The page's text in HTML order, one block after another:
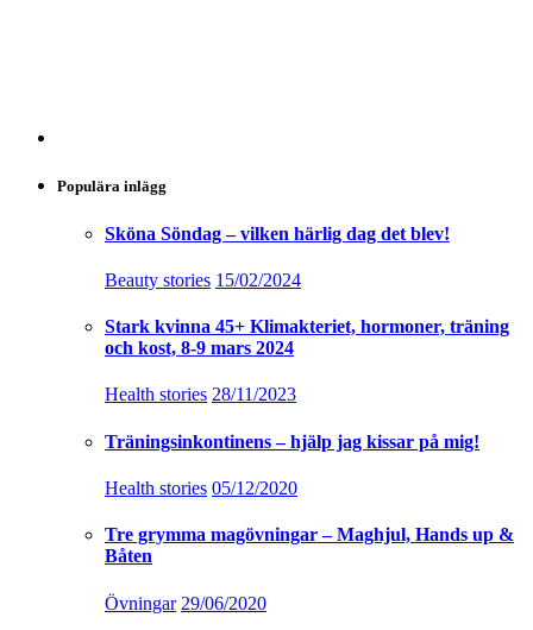
Populära inlägg
Sköna Söndag – vilken härlig dag det blev!
Beauty stories 15/02/2024
Stark kvinna 45+ Klimakteriet, hormoner, träning
och kost, 8-9 mars 2024
Health stories 28/11/2023
Träningsinkontinens – hjälp jag kissar på mig!
Health stories 05/12/2020
Tre grymma magövningar – Maghjul, Hands up &
Båten
Övningar 29/06/2020